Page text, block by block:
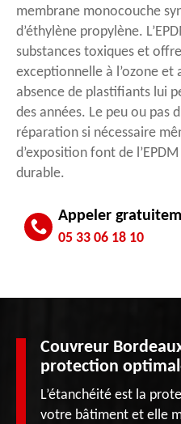
membrane monocouche
d’éthylène propylène.
substances toxiques et
exceptionnelle à l’ozone et
absence de plastifiants lui
des années. Le peu ou pas
réparation si nécessaire
d’exposition font de
durable.
Appeler
05 33 06 18 10
Couvreur
protection
L’étanchéité est la
votre bâtiment et elle